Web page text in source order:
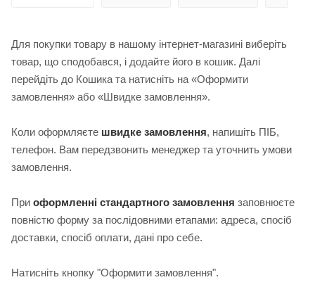
Для покупки товару в нашому інтернет-магазині виберіть
товар, що сподобався, і додайте його в кошик. Далі
перейдіть до Кошика та натисніть на «Оформити
замовлення» або «Швидке замовлення».
Коли оформляєте швидке замовлення, напишіть ПІБ,
телефон. Вам передзвонить менеджер та уточнить умови
замовлення.
При оформленні стандартного замовлення заповнюєте
повністю форму за послідовними етапами: адреса, спосіб
доставки, спосіб оплати, дані про себе.
Натисніть кнопку "Оформити замовлення".